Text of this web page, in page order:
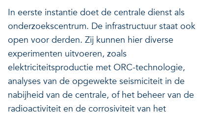
In eerste instantie doet de centrale dienst als
onderzoekscentrum. De infrastructuur staat ook
open voor derden. Zij kunnen hier diverse
experimenten uitvoeren, zoals
elektriciteitsproductie met ORC-technologie,
analyses van de opgewekte seismiciteit in de
nabijheid van de centrale, of het beheer van de
radioactiviteit en de corrosiviteit van het